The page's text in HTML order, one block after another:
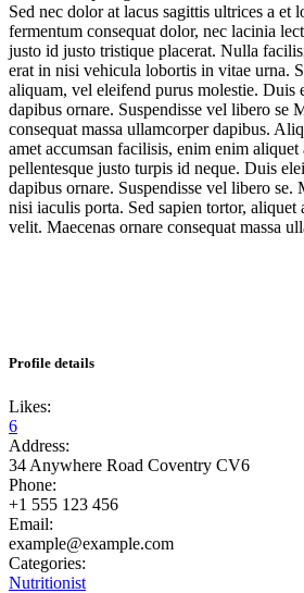
Sed nec dolor at lacus sagittis ultrices a et
fermentum consequat dolor, nec lacinia
justo id justo tristique placerat. Nulla
erat in nisi vehicula lobortis in vitae urna.
aliquam, vel eleifend purus molestie. Duis
dapibus ornare. Suspendisse vel libero se
consequat massa ullamcorper dapibus.
amet accumsan facilisis, enim enim
pellentesque justo turpis id neque. Duis
dapibus ornare. Suspendisse vel libero se.
nisi iaculis porta. Sed sapien tortor,
velit. Maecenas ornare consequat massa
Profile details
Likes:
6
Address:
34 Anywhere Road Coventry CV6
Phone:
+1 555 123 456
Email:
example@example.com
Categories:
Nutritionist